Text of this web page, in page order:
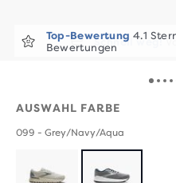
Schnell weg!
AUSWAHL FARBE
099 - Grey/Navy/Aqua